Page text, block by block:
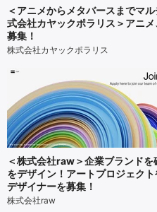
＜アニメからメタバースまでマ
式会社カヤックポラリス＞アニ
募集！
株式会社カヤックポラリス
＜株式会社raw＞企業ブランド
をデザイン！アートプロジェク
デザイナーを募集！
株式会社raw